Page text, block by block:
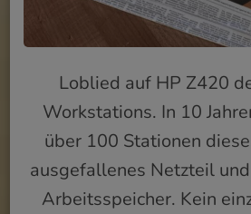
Loblied auf HP Z420
Workstations. In 10
über 100 Stationen
ausgefallenes Netzteil
Arbeitsspeicher. Kein